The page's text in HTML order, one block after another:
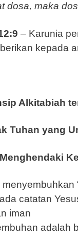
dosa, maka
– Karunia
kepada
Alkitabiah
Tuhan yang
menyembuhkan
catatan
iman
adalah